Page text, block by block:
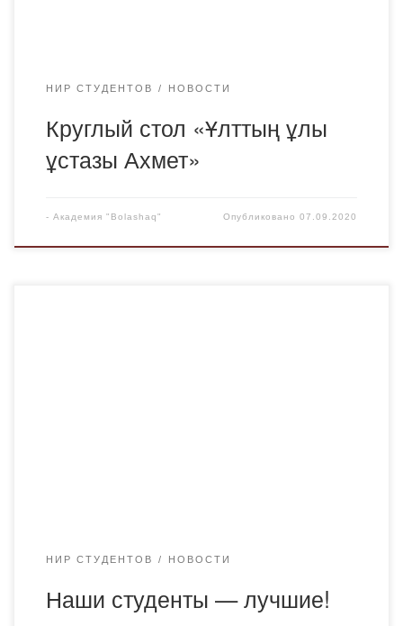
НИР СТУДЕНТОВ НОВОСТИ
Круглый стол «Ұлттың ұлы
ұстазы Ахмет»
- Академия "Bolashaq" Опубликовано07.09.2020
НИР СТУДЕНТОВ НОВОСТИ
Наши студенты — лучшие!